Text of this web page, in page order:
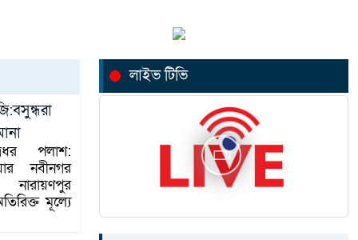
পলাশ:
নবীনগর
নারায়ণপুর
মূল্যে
লাইভ টিভি